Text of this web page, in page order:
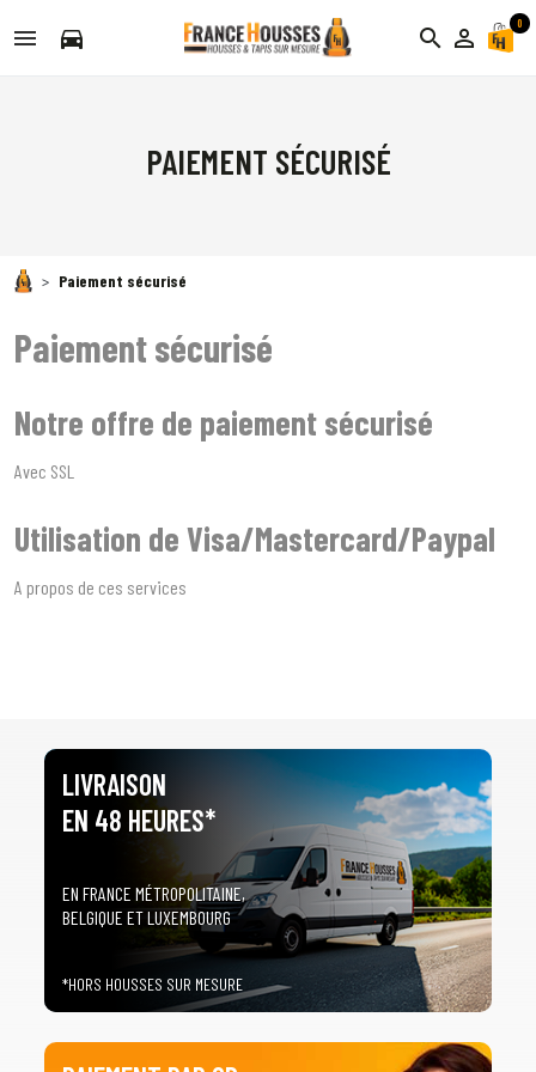
directions_car search person_outline
0
PAIEMENT SÉCURISÉ
Paiement sécurisé
Paiement sécurisé
Notre offre de paiement sécurisé
Avec SSL
Utilisation de Visa/Mastercard/Paypal
A propos de ces services
LIVRAISON
EN 48 HEURES*
EN FRANCE MÉTROPOLITAINE,
BELGIQUE ET LUXEMBOURG
*HORS HOUSSES SUR MESURE